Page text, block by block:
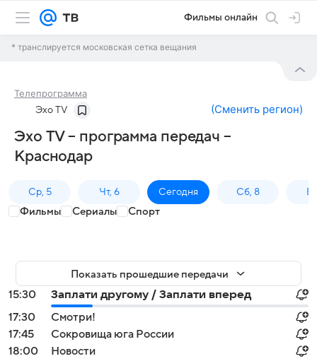
Фильмы онлайн
* транслируется московская сетка вещания
Телепрограмма
Эхо TV (Сменить регион)
Эхо TV – программа передач –
Краснодар
Ср, 5 Чт, 6 Сегодня Сб, 8
Фильмы Сериалы Спорт
Показать прошедшие передачи
15:30
Заплати другому / Заплати вперед
17:30
Смотри!
17:45
Сокровища юга России
18:00
Новости